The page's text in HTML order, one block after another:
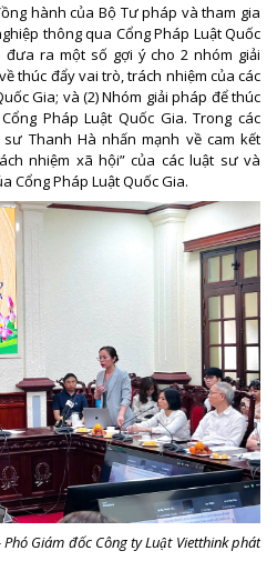
hành của Bộ Tư pháp và tham gia
thông qua Cổng Pháp Luật Quốc
ra một số gợi ý cho 2 nhóm giải
thúc đẩy vai trò, trách nhiệm của các
Gia; và (2) Nhóm giải pháp để thúc
Pháp Luật Quốc Gia. Trong các
Thanh Hà nhấn mạnh về cam kết
nhiệm xã hội” của các luật sư và
Cổng Pháp Luật Quốc Gia.
Phó Giám đốc Công ty Luật Vietthink phát